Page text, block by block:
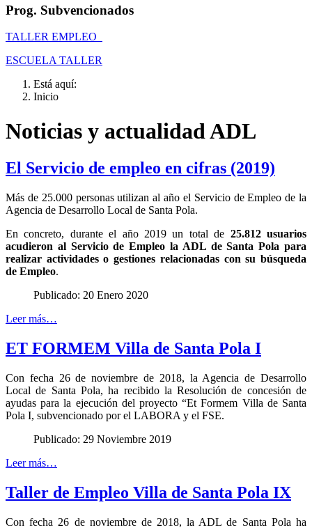
Prog. Subvencionados
TALLER EMPLEO
ESCUELA TALLER
Está aquí:
Inicio
Noticias y actualidad ADL
El Servicio de empleo en cifras (2019)
Más de 25.000 personas utilizan al año el Servicio de Empleo de la
Agencia de Desarrollo Local de Santa Pola.
En concreto, durante el año 2019 un total de 25.812 usuarios
acudieron al Servicio de Empleo la ADL de Santa Pola para
realizar actividades o gestiones relacionadas con su búsqueda
de Empleo.
Publicado: 20 Enero 2020
Leer más…
ET FORMEM Villa de Santa Pola I
Con fecha 26 de noviembre de 2018, la Agencia de Desarrollo
Local de Santa Pola, ha recibido la Resolución de concesión de
ayudas para la ejecución del proyecto “Et Formem Villa de Santa
Pola I, subvencionado por el LABORA y el FSE.
Publicado: 29 Noviembre 2019
Leer más…
Taller de Empleo Villa de Santa Pola IX
Con fecha 26 de noviembre de 2018, la ADL de Santa Pola ha